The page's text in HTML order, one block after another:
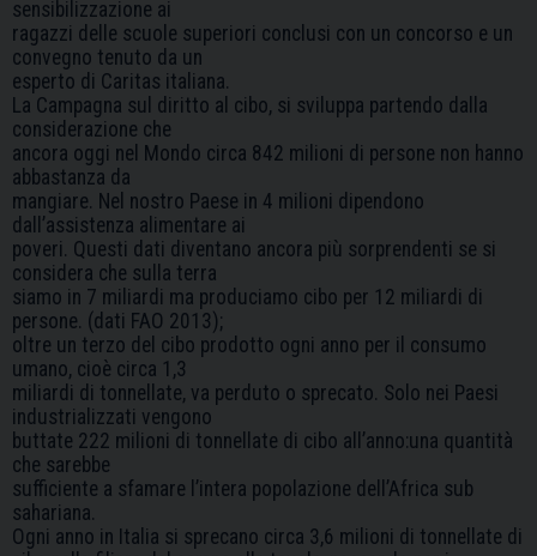
sensibilizzazione ai
ragazzi delle scuole superiori conclusi con un concorso e un
convegno tenuto da un
esperto di Caritas italiana.
La Campagna sul diritto al cibo, si sviluppa partendo dalla
considerazione che
ancora oggi nel Mondo circa 842 milioni di persone non hanno
abbastanza da
mangiare. Nel nostro Paese in 4 milioni dipendono
dall’assistenza alimentare ai
poveri. Questi dati diventano ancora più sorprendenti se si
considera che sulla terra
siamo in 7 miliardi ma produciamo cibo per 12 miliardi di
persone. (dati FAO 2013);
oltre un terzo del cibo prodotto ogni anno per il consumo
umano, cioè circa 1,3
miliardi di tonnellate, va perduto o sprecato. Solo nei Paesi
industrializzati vengono
buttate 222 milioni di tonnellate di cibo all’anno:una quantità
che sarebbe
sufficiente a sfamare l’intera popolazione dell’Africa sub
sahariana.
Ogni anno in Italia si sprecano circa 3,6 milioni di tonnellate di